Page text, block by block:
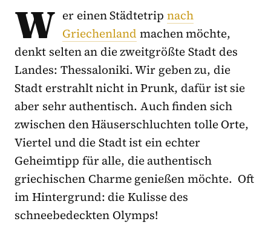
W er einen Städtetrip nach
Griechenland machen möchte,
denkt selten an die zweitgrößte Stadt des
Landes: Thessaloniki. Wir geben zu, die
Stadt erstrahlt nicht in Prunk, dafür ist sie
aber sehr authentisch. Auch finden sich
zwischen den Häuserschluchten tolle Orte,
Viertel und die Stadt ist ein echter
Geheimtipp für alle, die authentisch
griechischen Charme genießen möchte. Oft
im Hintergrund: die Kulisse des
schneebedeckten Olymps!